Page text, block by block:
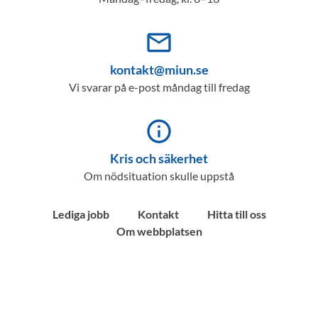
mail_outline
kontakt@miun.se
Vi svarar på e-post måndag till fredag
info_outline
Kris och säkerhet
Om nödsituation skulle uppstå
Lediga jobb Kontakt
Hitta till oss
Om webbplatsen